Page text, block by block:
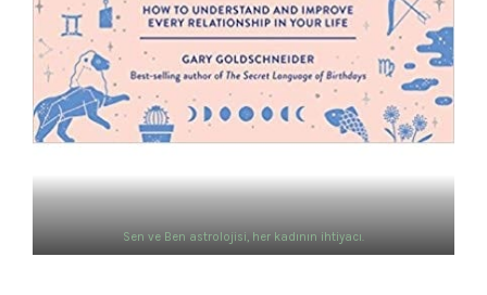
Sen ve Ben astrolojisi, her kadının ihtiyacı.